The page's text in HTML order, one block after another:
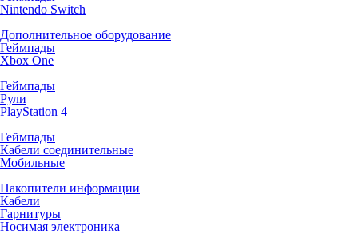
Nintendo Switch
Дополнительное оборудование
Геймпады
Xbox One
Геймпады
Рули
PlayStation 4
Геймпады
Кабели соединительные
Мобильные
Накопители информации
Кабели
Гарнитуры
Носимая электроника